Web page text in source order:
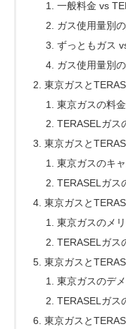
一般料金 vs
ガス使用量別
ずっともガス
ガス使用量別
東京ガスと
東京ガスの料
TERASELガス
東京ガスと
東京ガスのキ
TERASELガス
東京ガスと
東京ガスのメ
TERASELガス
東京ガスと
東京ガスのデ
TERASELガス
東京ガスと